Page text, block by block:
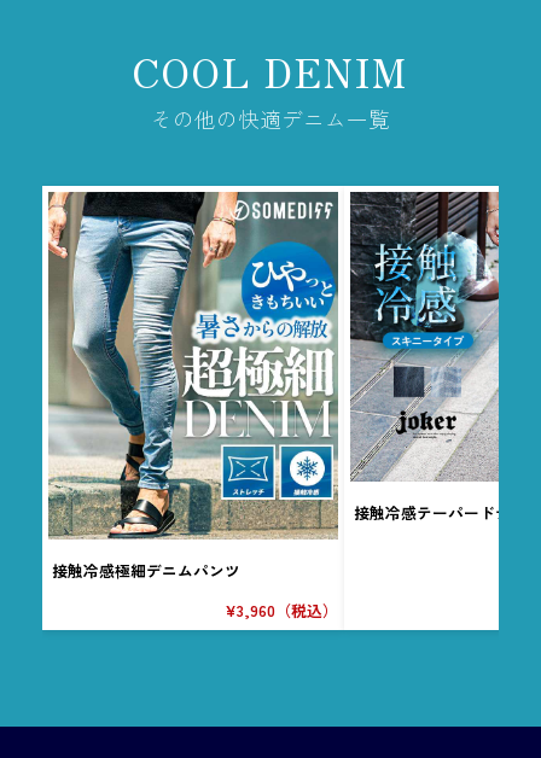
COOL DENIM
その他の快適デニム一覧
接触冷感極細デニムパンツ
¥3,960（税込）
接触冷感テーパードデニ